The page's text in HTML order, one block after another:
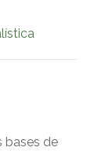
bases de